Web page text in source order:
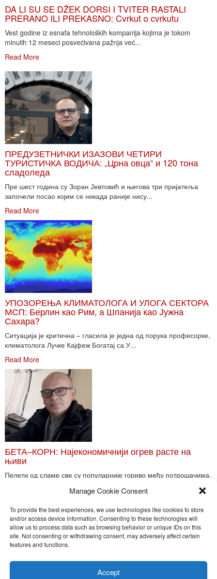
Manage Cookie Consent
To provide the best experiences, we use technologies like cookies to store
and/or access device information. Consenting to these technologies will
allow us to process data such as browsing behavior or unique IDs on this
site. Not consenting or withdrawing consent, may adversely affect certain
features and functions.
Accept
DA LI SU SE DŽEK DORSI I TVITER RASTALI
PRERANO ILI PREKASNO: Cvrkut o cvrkutu
Vest godine iz esnafa tehnoloških kompanija kojima je tokom
minulih 12 meseci posvećivana pažnja već...
Read More
ПРЕДУЗЕТНИЧКИ ИЗАЗОВИ ЧЕТИРИ
ТУРИСТИЧКА ВОДИЧА: „Црна овца“ и 120 тона
сладоледа
Пре шест година су Зоран Јевтовић и његова три пријатеља
започели посао којим се никада раније нису...
Read More
УПОЗОРЕЊА КЛИМАТОЛОГА И УЛОГА СЕКТОРА
МСП: Берлин као Рим, а Шпанија као Јужна
Сахара?
Ситуација је критична – гласила је једна од порука професорке,
климатолога Лучке Кајфеж Богатај са У...
Read More
БЕТА–КОРН: Најекономичнији огрев расте на
њиви
Пелети од сламе све су популарније гориво међу потрошачима.
Toggle
Nira Press d.o.o.